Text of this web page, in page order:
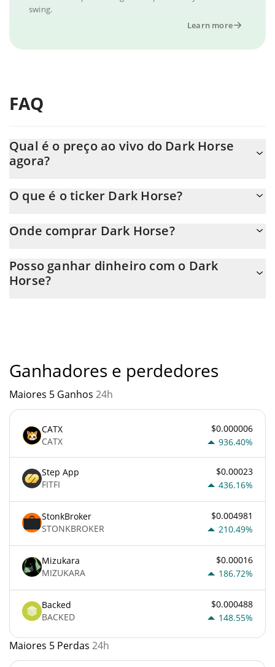
swing.
Learn more
FAQ
Qual é o preço ao vivo do Dark Horse
agora?
O que é o ticker Dark Horse?
Onde comprar Dark Horse?
transferência p2p. E a melhor maneira de trocar Dark Horse é
através de um bot de 3commas.
Posso ganhar dinheiro com o Dark
Horse?
Ganhadores e perdedores
Maiores 5 Ganhos 24h
CATX
CATX
$0.000006
936.40%
Step App
FITFI
$0.00023
436.16%
StonkBroker
STONKBROKER
$0.004981
210.49%
Mizukara
MIZUKARA
$0.00016
186.72%
Backed
BACKED
$0.000488
148.55%
Maiores 5 Perdas 24h